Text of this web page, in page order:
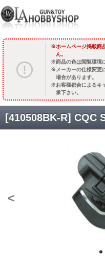
ホームページ掲載商
ん。
商品の色は閲覧環境
メーカーの仕様変更
場合があります。
お客様都合によるキ
承下さい。
<